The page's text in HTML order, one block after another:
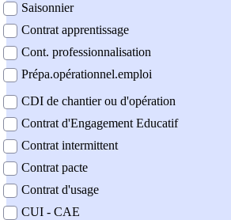
Saisonnier
Contrat apprentissage
Cont. professionnalisation
Prépa.opérationnel.emploi
CDI de chantier ou d'opération
Contrat d'Engagement Educatif
Contrat intermittent
Contrat pacte
Contrat d'usage
CUI - CAE